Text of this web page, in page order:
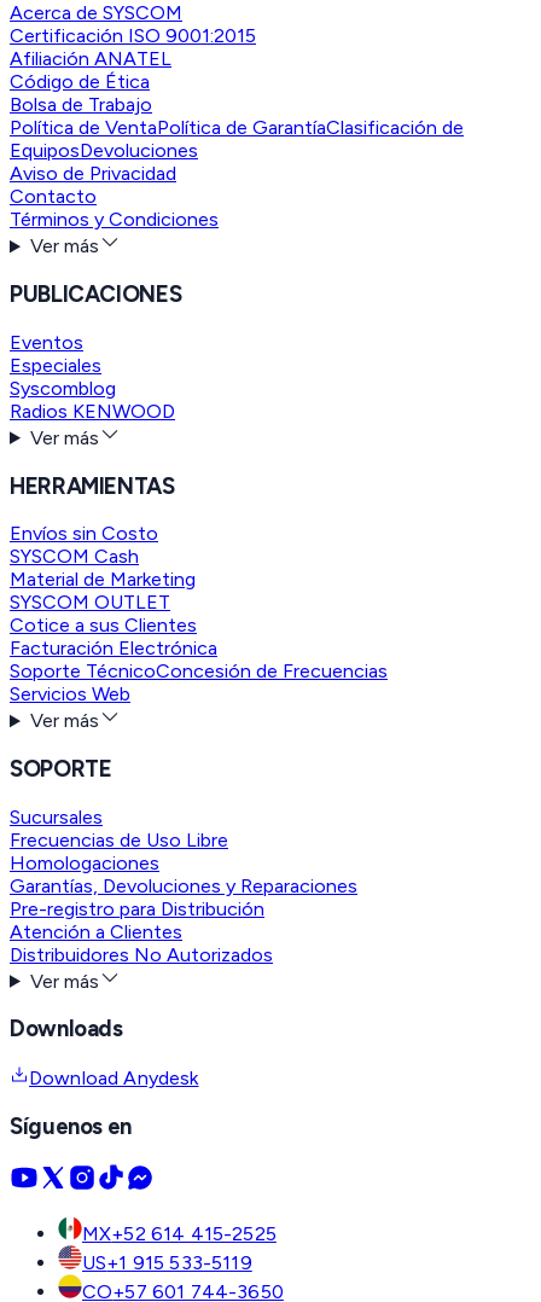
Acerca de SYSCOM
Certificación ISO 9001:2015
Afiliación ANATEL
Código de Ética
Bolsa de Trabajo
Política de VentaPolítica de GarantíaClasificación de
EquiposDevoluciones
Aviso de Privacidad
Contacto
Términos y Condiciones
Ver más
PUBLICACIONES
Eventos
Especiales
Syscomblog
Radios KENWOOD
Ver más
HERRAMIENTAS
Envíos sin Costo
SYSCOM Cash
Material de Marketing
SYSCOM OUTLET
Cotice a sus Clientes
Facturación Electrónica
Soporte TécnicoConcesión de Frecuencias
Servicios Web
Ver más
SOPORTE
Sucursales
Frecuencias de Uso Libre
Homologaciones
Garantías, Devoluciones y Reparaciones
Pre-registro para Distribución
Atención a Clientes
Distribuidores No Autorizados
Ver más
Downloads
Download Anydesk
Síguenos en
MX+52 614 415-2525
US+1 915 533-5119
CO+57 601 744-3650